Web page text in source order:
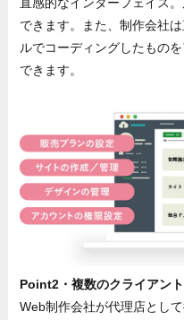
直感的なインターフェイス
できます。また、制作会社
ルでコーディングしたもの
できます。
Point2・複数のクライアン
Web制作会社が代理店とし